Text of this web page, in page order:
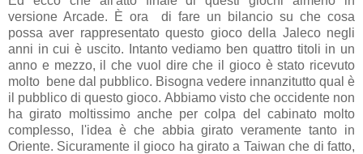
versione Arcade. È ora di fare un bilancio su che cosa
possa aver rappresentato questo gioco della Jaleco negli
anni in cui è uscito. Intanto vediamo ben quattro titoli in un
anno e mezzo, il che vuol dire che il gioco è stato ricevuto
molto bene dal pubblico. Bisogna vedere innanzitutto qual è
il pubblico di questo gioco. Abbiamo visto che occidente non
ha girato moltissimo anche per colpa del cabinato molto
complesso, l'idea è che abbia girato veramente tanto in
Oriente. Sicuramente il gioco ha girato a Taiwan che di fatto,